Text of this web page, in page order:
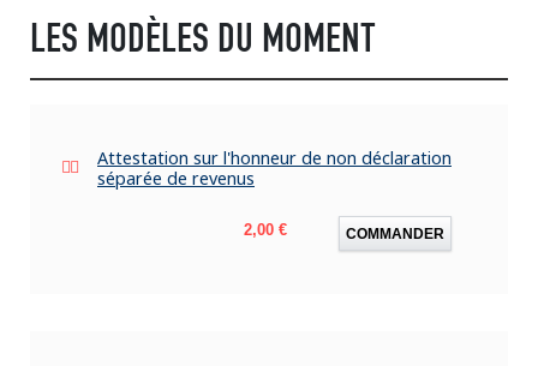
LES MODÈLES DU MOMENT
Attestation sur l'honneur de non déclaration
séparée de revenus
Prix
2,00 € COMMANDER